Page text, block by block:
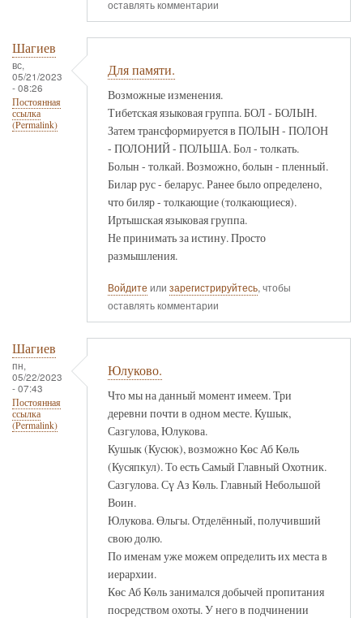
оставлять комментарии
Шагиев
вс,
05/21/2023
- 08:26
Постоянная
ссылка
(Permalink)
Для памяти.
Возможные изменения.
Тибетская языковая группа. БОЛ - БОЛЫН.
Затем трансформируется в ПОЛЫН - ПОЛОН
- ПОЛОНИЙ - ПОЛЬША. Бол - толкать.
Болын - толкай. Возможно, болын - пленный.
Билар рус - беларус. Ранее было определено,
что биляр - толкающие (толкающиеся).
Иртышская языковая группа.
Не принимать за истину. Просто
размышления.
Войдите или зарегистрируйтесь, чтобы
оставлять комментарии
Шагиев
пн,
05/22/2023
- 07:43
Постоянная
ссылка
(Permalink)
Юлуково.
Что мы на данный момент имеем. Три
деревни почти в одном месте. Кушык,
Сазгулова, Юлукова.
Кушык (Кусюк), возможно Көс Аб Көль
(Кусяпкул). То есть Самый Главный Охотник.
Сазгулова. Сү Аз Көль. Главный Небольшой
Воин.
Юлукова. Өльгы. Отделённый, получивший
свою долю.
По именам уже можем определить их места в
иерархии.
Көс Аб Көль занимался добычей пропитания
посредством охоты. У него в подчинении